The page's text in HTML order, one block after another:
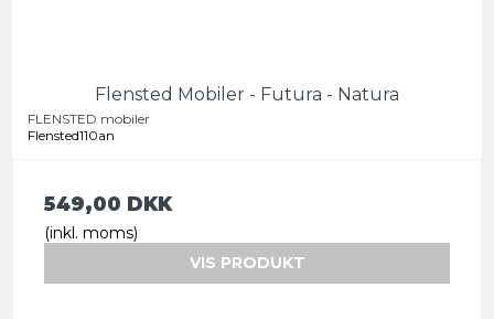
Flensted Mobiler - Futura - Natura
FLENSTED mobiler
Flensted110an
549,00 DKK
(inkl. moms)
VIS PRODUKT